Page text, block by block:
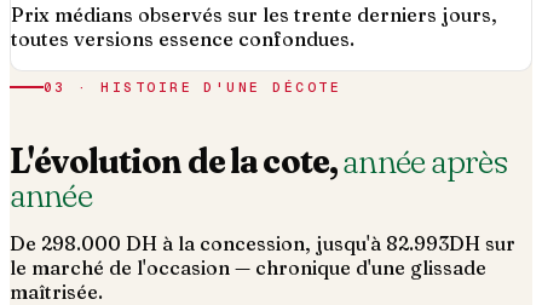
Prix médians observés sur les trente derniers jours,
toutes versions essence confondues.
03 · HISTOIRE D'UNE DÉCOTE
L'évolution de la cote,année après
année
De 298.000 DH à la concession, jusqu'à 82.993DH sur
le marché de l'occasion — chronique d'une glissade
maîtrisée.